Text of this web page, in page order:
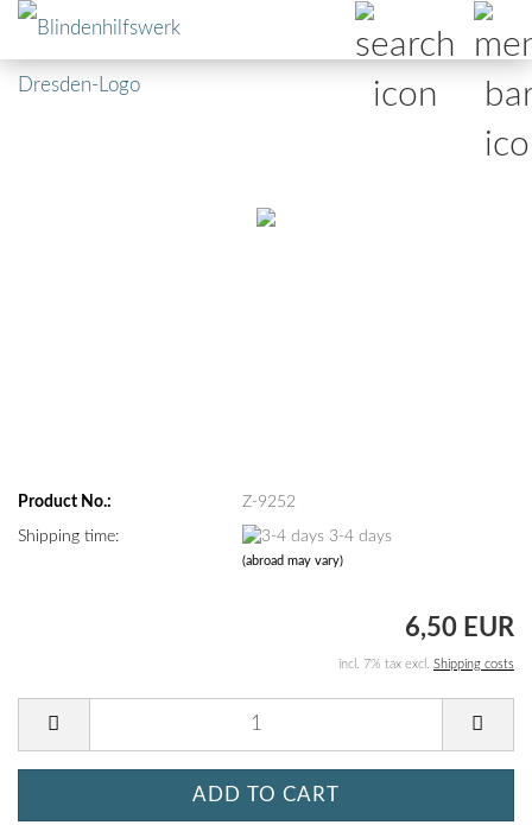
Product No.: Z-9252
Shipping time: 3-4 days
(abroad may vary)
6,50 EUR
incl. 7% tax excl. Shipping costs